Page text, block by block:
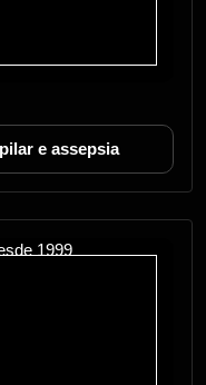
e assepsia